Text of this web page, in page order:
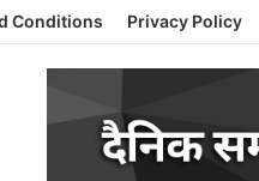
Conditions Privacy Policy